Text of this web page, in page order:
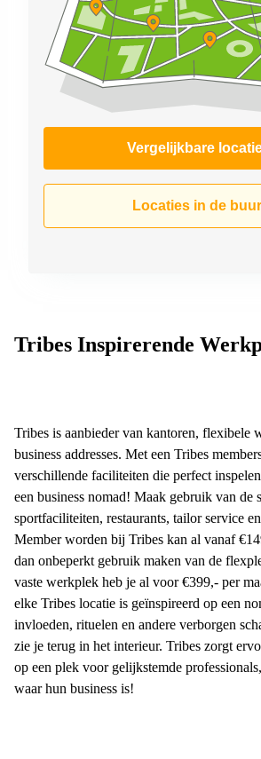
Zwolle
Coworking
Haarlem
Kantoor
Hengelo
Vergelijkbare
Locaties in de
Tribes Inspirerende
Tribes is aanbieder van kantoren, flexibele
business addresses. Met een Tribes
verschillende faciliteiten die perfect
een business nomad! Maak gebruik van de
sportfaciliteiten, restaurants, tailor service
Member worden bij Tribes kan al vanaf
dan onbeperkt gebruik maken van de
vaste werkplek heb je al voor €399,- per
elke Tribes locatie is geïnspireerd op een
invloeden, rituelen en andere verborgen
zie je terug in het interieur. Tribes zorgt
op een plek voor gelijkstemde
waar hun business is!